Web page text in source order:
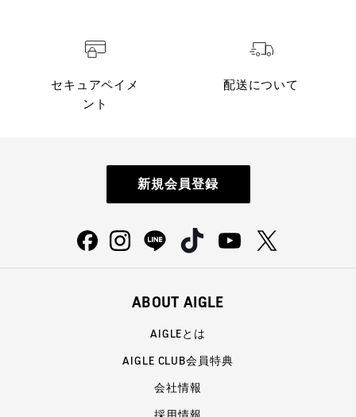
セキュアペイメ
ント
配送について
新規会員登録
ABOUT AIGLE
AIGLEとは
AIGLE CLUB会員特典
会社情報
採用情報